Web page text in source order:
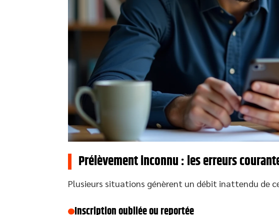
Prélèvement inconnu : les erreurs
Plusieurs situations génèrent un débit inattendu de
Inscription oubliée ou reportée